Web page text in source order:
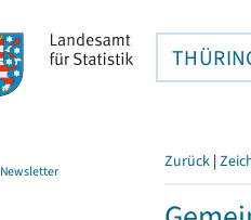
Newsletter Zurück |